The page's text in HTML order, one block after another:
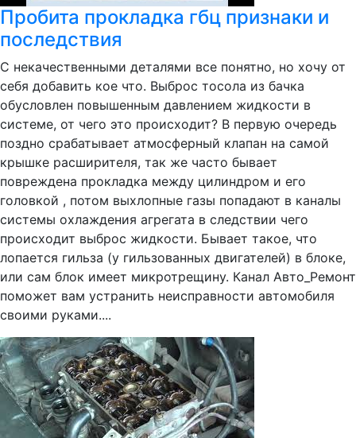
Пробита прокладка гбц признаки и
последствия
С некачественными деталями все понятно, но хочу от
себя добавить кое что. Выброс тосола из бачка
обусловлен повышенным давлением жидкости в
системе, от чего это происходит? В первую очередь
поздно срабатывает атмосферный клапан на самой
крышке расширителя, так же часто бывает
повреждена прокладка между цилиндром и его
головкой , потом выхлопные газы попадают в каналы
системы охлаждения агрегата в следствии чего
происходит выброс жидкости. Бывает такое, что
лопается гильза (у гильзованных двигателей) в блоке,
или сам блок имеет микротрещину. Канал Авто_Ремонт
поможет вам устранить неисправности автомобиля
своими руками....